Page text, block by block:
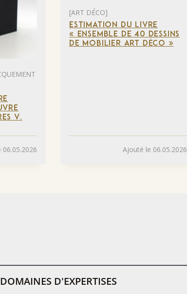
V.
[ART DÉCO]
ESTIMATION DU LIVRE
« ENSEMBLE DE 40 DESSINS
DE MOBILIER ART DÉCO »
Ajouté le 06.05.2026
D'EXPERTISES